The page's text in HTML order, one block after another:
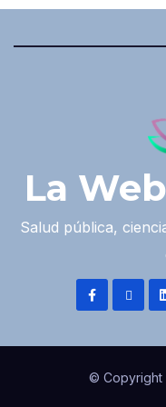
La
Salud pública,
© Copyright